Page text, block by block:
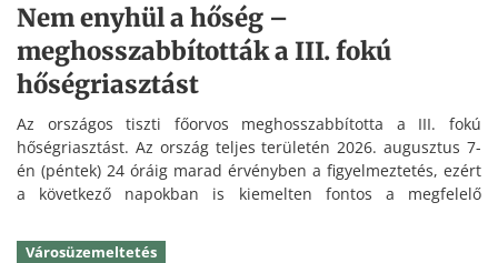
Nem enyhül a hőség –
meghosszabbították a III. fokú
hőségriasztást
Az országos tiszti főorvos meghosszabbította a III. fokú
hőségriasztást. Az ország teljes területén 2026. augusztus 7-
én (péntek) 24 óráig marad érvényben a figyelmeztetés, ezért
a következő napokban is kiemelten fontos a megfelelő
Városüzemeltetés